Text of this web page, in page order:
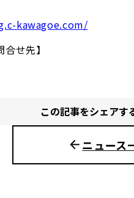
kawagoe.com/
せ先】
この記事をシェアす
ニュース